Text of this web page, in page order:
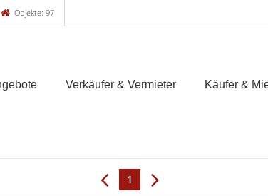
Objekte: 97
Verkäufer & Vermieter Käufer &
1